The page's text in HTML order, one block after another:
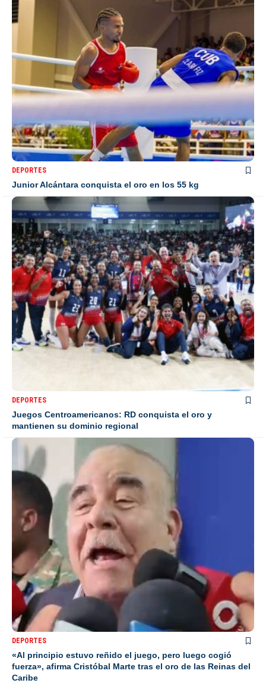
DEPORTES
Junior Alcántara conquista el oro en los 55 kg
DEPORTES
Juegos Centroamericanos: RD conquista el oro y
mantienen su dominio regional
DEPORTES
«Al principio estuvo reñido el juego, pero luego cogió
fuerza», afirma Cristóbal Marte tras el oro de las Reinas del
Caribe